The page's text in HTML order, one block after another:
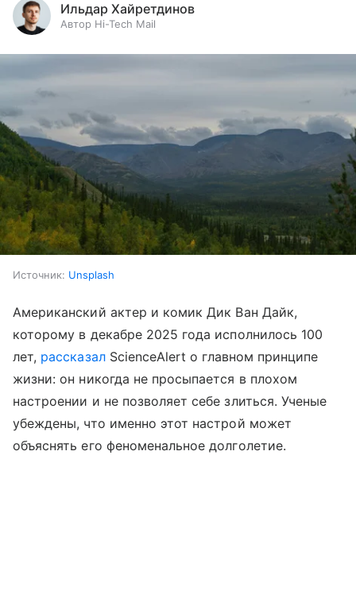
Ильдар Хайретдинов
Автор Hi-Tech Mail
Источник: Unsplash
Американский актер и комик Дик Ван Дайк,
которому в декабре 2025 года исполнилось 100
лет, рассказалScienceAlert о главном принципе
жизни: он никогда не просыпается в плохом
настроении и не позволяет себе злиться. Ученые
убеждены, что именно этот настрой может
объяснять его феноменальное долголетие.